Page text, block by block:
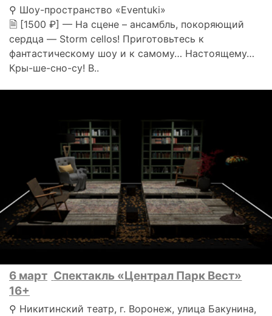
⚲ Шоу-пространство «Eventuki»
🗎 [1500 ₽] — На сцене – ансамбль, покоряющий
сердца — Storm cellos! Приготовьтесь к
фантастическому шоу и к самому… Настоящему…
Кры-ше-сно-су! В..
6 март Спектакль «Централ Парк Вест»
16+
⚲ Никитинский театр, г. Воронеж, улица Бакунина,